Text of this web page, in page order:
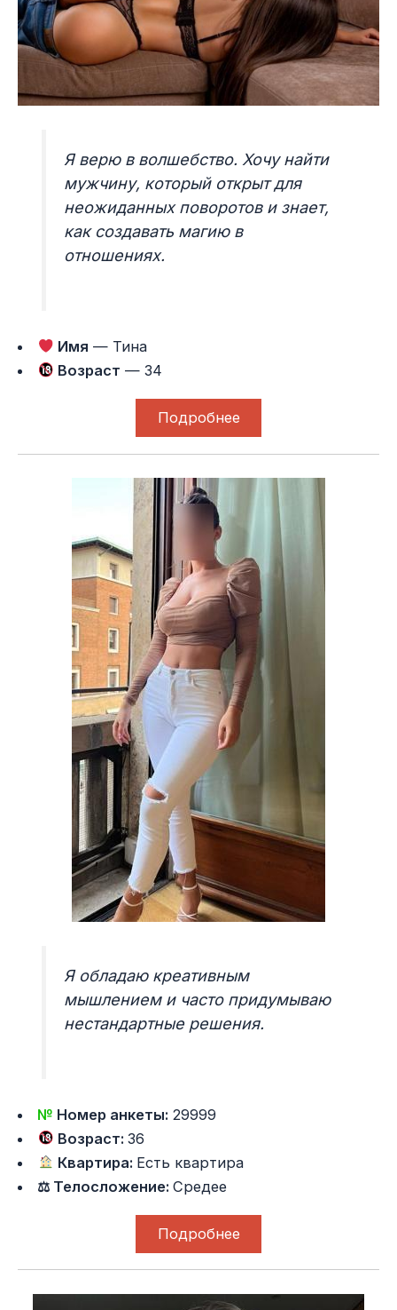
Я верю в волшебство. Хочу найти
мужчину, который открыт для
неожиданных поворотов и знает,
как создавать магию в
отношениях.
Имя — Тина
Возраст — 34
Подробнее
Я обладаю креативным
мышлением и часто придумываю
нестандартные решения.
№ Номер анкеты: 29999
Возраст:36
Квартира: Есть квартира
⚖ Телосложение:Средее
Подробнее